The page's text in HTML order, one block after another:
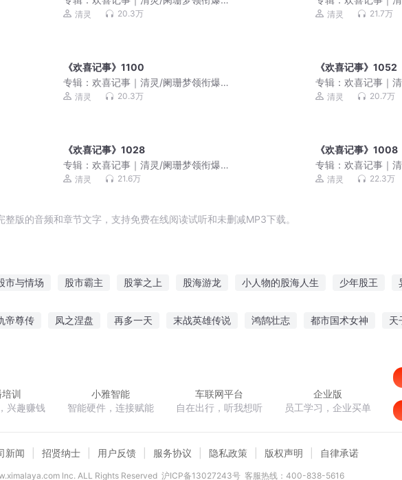
多人有声剧
清灵 20.3万
多人有声剧
清灵 21.7万
《欢喜记事》1100
专辑：欢喜记事｜清灵/阑珊梦领衔爆笑
多人有声剧
清灵 20.3万
《欢喜记事》1052
专辑：欢喜记事｜
多人有声剧
清灵 20.7万
《欢喜记事》1028
专辑：欢喜记事｜清灵/阑珊梦领衔爆笑
多人有声剧
清灵 21.6万
《欢喜记事》1008
专辑：欢喜记事｜
多人有声剧
清灵 22.3万
版的音频和章节文字，支持免费在线阅读试听和未删减MP3下载。
市与情场 股市霸主 股掌之上 股海游龙 小人物的股海人生 少年股王
帝尊传 凤之涅盘 再多一天 末战英雄传说 鸿鹄壮志 都市国术女神 天
训
兴趣赚钱
小雅智能
智能硬件，连接赋能
车联网平台
自在出行，听我想听
企业版
员工学习，企业买单
新闻 招贤纳士 用户反馈 服务协议 隐私政策 版权声明 自律承诺
lnc. ALL Rights Reserved 沪ICP备13027243号 客服热线：400-838-5616